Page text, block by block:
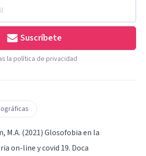
Suscríbete
la política de privacidad
M.A. (2021) Glosofobia en la
on-line y covid 19. Doca